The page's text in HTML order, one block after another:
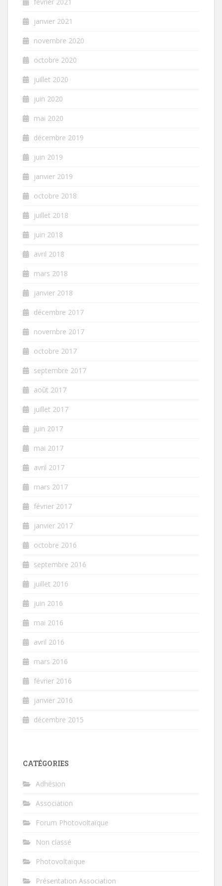
janvier 2021
novembre 2020
octobre 2020
juillet 2020
juin 2020
mai 2020
décembre 2019
juin 2019
janvier 2019
octobre 2018
juillet 2018
juin 2018
avril 2018
mars 2018
janvier 2018
décembre 2017
novembre 2017
octobre 2017
septembre 2017
août 2017
juillet 2017
juin 2017
mai 2017
avril 2017
mars 2017
février 2017
janvier 2017
octobre 2016
septembre 2016
juillet 2016
juin 2016
mai 2016
avril 2016
mars 2016
février 2016
janvier 2016
décembre 2015
CATÉGORIES
Adhésion
Association
Forum Photovoltaïque
Non classé
Photovoltaïque
Présentation Association